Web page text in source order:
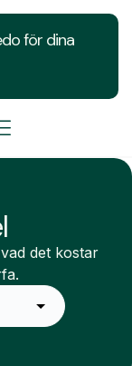
för dina
det kostar